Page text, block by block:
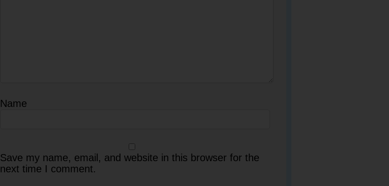
Name
Save my name, email, and website in this browser for the
next time I comment.